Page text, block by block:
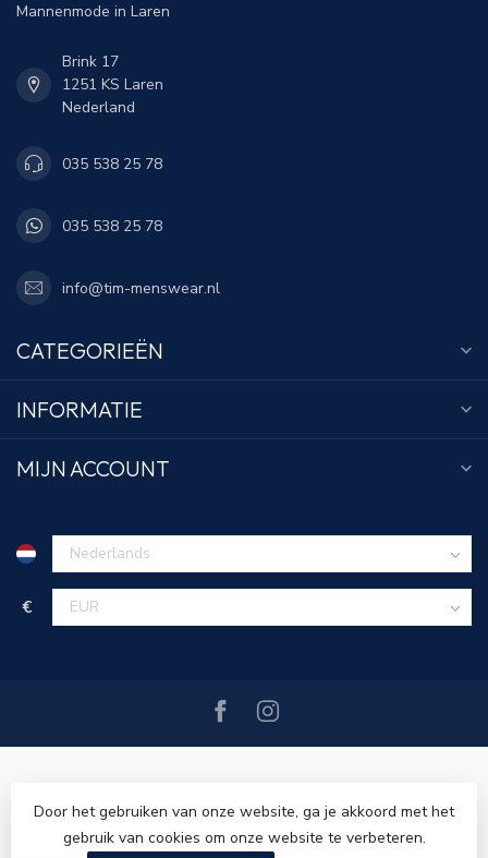
Mannenmode in Laren
Brink 17
1251 KS Laren
Nederland
035 538 25 78
035 538 25 78
info@tim-menswear.nl
CATEGORIEËN
INFORMATIE
MIJN ACCOUNT
€
© Copyright 2026 Tim Menswear - Powered byLightspeed
Door het gebruiken van onze website, ga je akkoord met het
gebruik van cookies om onze website te verbeteren.